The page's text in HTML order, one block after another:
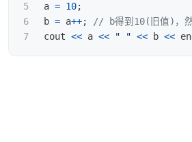
5
6
a = 10;
b = a++;
// b得到10(旧值)，
cout << a << " " << b <<